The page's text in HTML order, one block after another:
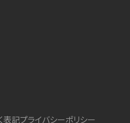
表記プライバシーポリシー